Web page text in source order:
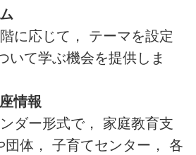
に応じて， テーマを設定
いて学ぶ機会を提供しま
情報
ダー形式で， 家庭教育支
団体， 子育てセンター， 各